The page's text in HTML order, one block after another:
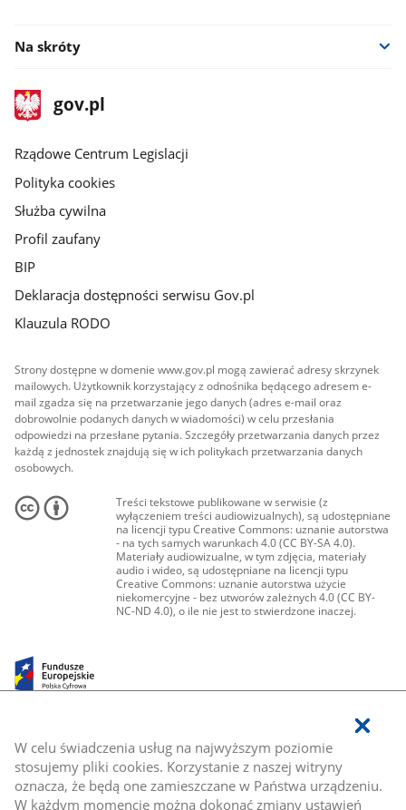
W celu świadczenia usług na najwyższym poziomie
stosujemy pliki cookies. Korzystanie z naszej witryny
oznacza, że będą one zamieszczane w Państwa urządzeniu.
W każdym momencie można dokonać zmiany ustawień
Na skróty
stopka
gov.plStrona
gov.pl
Rządowe Centrum Legislacji
Polityka cookies
Służba cywilna
Profil zaufany
BIP
Deklaracja dostępności serwisu Gov.pl
Klauzula RODO
Strony dostępne w domenie www.gov.pl mogą zawierać adresy skrzynek
mailowych. Użytkownik korzystający z odnośnika będącego adresem e-
mail zgadza się na przetwarzanie jego danych (adres e-mail oraz
dobrowolnie podanych danych w wiadomości) w celu przesłania
odpowiedzi na przesłane pytania. Szczegóły przetwarzania danych przez
każdą z jednostek znajdują się w ich politykach przetwarzania danych
osobowych.
Treści tekstowe publikowane w serwisie (z
wyłączeniem treści audiowizualnych), są udostępniane
na licencji typu Creative Commons: uznanie autorstwa
- na tych samych warunkach 4.0 (CC BY-SA 4.0).
Materiały audiowizualne, w tym zdjęcia, materiały
audio i wideo, są udostępniane na licencji typu
Creative Commons: uznanie autorstwa użycie
niekomercyjne - bez utworów zależnych 4.0 (CC BY-
NC-ND 4.0), o ile nie jest to stwierdzone inaczej.